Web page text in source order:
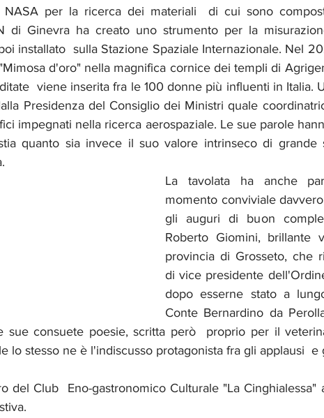
NASA per la ricerca dei materiali  di cui sono
di Ginevra ha creato uno strumento per la
installato  sulla Stazione Spaziale Internazionale. Nel
d'oro" nella magnifica cornice dei templi di
viene inserita fra le 100 donne più influenti in Italia.
Presidenza del Consiglio dei Ministri quale
impegnati nella ricerca aerospaziale. Le sue parole
quanto sia invece il suo valore intrinseco di grande
La tavolata ha anche
momento conviviale
gli auguri di buon
Roberto Giomini, brillante
provincia di Grosseto, che
di vice presidente
dopo esserne stato a
Conte Bernardino da
sue consuete poesie, scritta però  proprio per il
lo stesso ne è l'indiscusso protagonista fra gli applausi
del Club  Eno-gastronomico Culturale "La Cinghialessa"